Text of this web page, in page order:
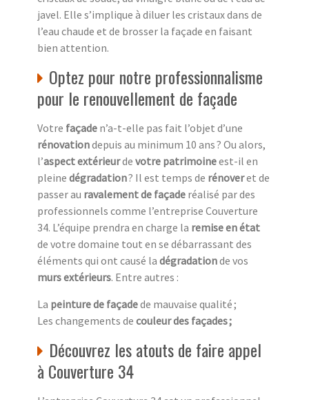
javel. Elle s’implique à diluer les cristaux dans de
l’eau chaude et de brosser la façade en faisant
bien attention.
Optez pour notre professionnalisme
pour le renouvellement de façade
Votre façade n’a-t-elle pas fait l’objet d’une
rénovationdepuis au minimum 10 ans ? Ou alors,
l’aspect extérieurde votre patrimoineest-il en
pleine dégradation? Il est temps de rénoveret de
passer au ravalement de façade réalisé par des
professionnels comme l’entreprise Couverture
34. L’équipe prendra en charge la remise en état
de votre domaine tout en se débarrassant des
éléments qui ont causé la dégradationde vos
murs extérieurs. Entre autres :
La peinture de façadede mauvaise qualité ;
Les changements de couleur des façades ;
Découvrez les atouts de faire appel
à Couverture 34